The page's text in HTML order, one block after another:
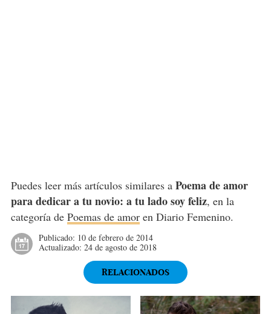
Puedes leer más artículos similares a Poema de amor
para dedicar a tu novio: a tu lado soy feliz, en la
categoría de Poemas de amoren Diario Femenino.
Publicado: 10 de febrero de 2014
Actualizado: 24 de agosto de 2018
RELACIONADOS